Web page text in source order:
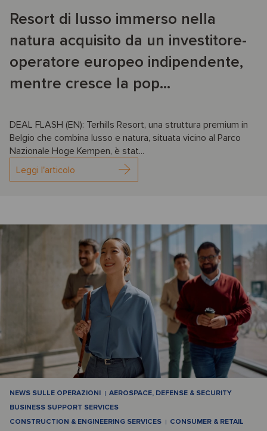
Resort di lusso immerso nella
natura acquisito da un investitore-
operatore europeo indipendente,
mentre cresce la pop...
DEAL FLASH (EN): Terhills Resort, una struttura premium in
Belgio che combina lusso e natura, situata vicino al Parco
Nazionale Hoge Kempen, è stat...
Leggi l'articolo
NEWS SULLE OPERAZIONI
AEROSPACE, DEFENSE & SECURITY
BUSINESS SUPPORT SERVICES
CONSTRUCTION & ENGINEERING SERVICES
CONSUMER & RETAIL